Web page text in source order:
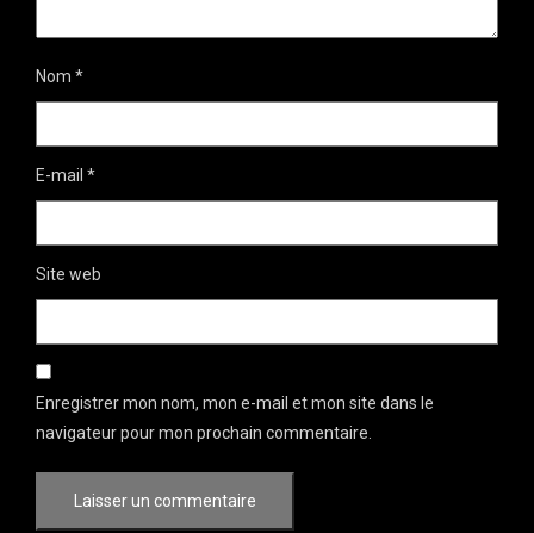
Nom *
E-mail *
Site web
Enregistrer mon nom, mon e-mail et mon site dans le
navigateur pour mon prochain commentaire.